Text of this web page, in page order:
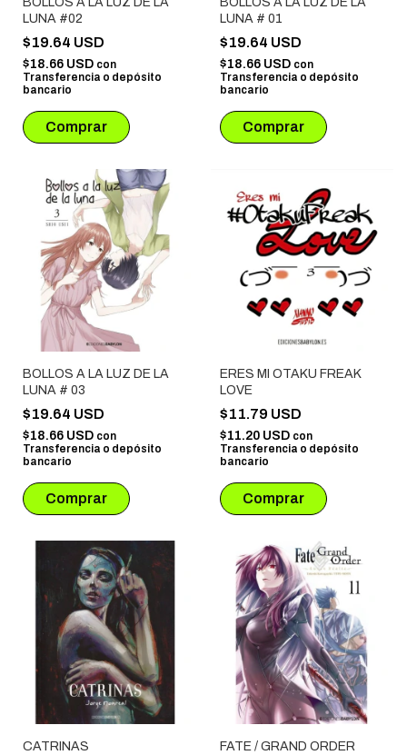
LUNA #02
$19.64 USD
$18.66 USD con
Transferencia o depósito
bancario
LUNA # 01
$19.64 USD
$18.66 USD con
Transferencia o depósito
bancario
BOLLOS A LA LUZ DE LA
LUNA # 03
$19.64 USD
$18.66 USD con
Transferencia o depósito
bancario
ERES MI OTAKU FREAK
LOVE
$11.79 USD
$11.20 USD con
Transferencia o depósito
bancario
CATRINAS
FATE / GRAND ORDER